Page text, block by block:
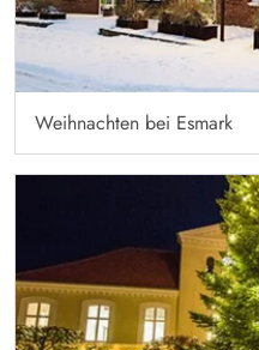
Weihnachten bei Esmark